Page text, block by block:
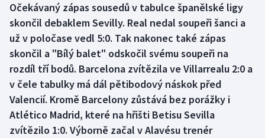
Box
Curling
Dostihy
Florbal
Futsal
Očekávaný zápas sousedů v tabulce španělské ligy
skončil debaklem Sevilly. Real nedal soupeři šanci a
už v poločase vedl 5:0. Tak nakonec také zápas
skončil a "Bílý balet" odskočil svému soupeři na
rozdíl tří bodů. Barcelona zvítězila ve Villarrealu 2:0 a
v čele tabulky má dál pětibodový náskok před
Valencií. Kromě Barcelony zůstává bez porážky i
Atlético Madrid, které na hřišti Betisu Sevilla
zvítězilo 1:0. Výborně začal v Alavésu trenér